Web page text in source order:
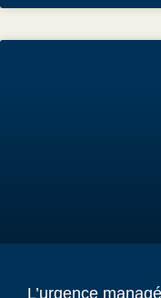
L’urgence